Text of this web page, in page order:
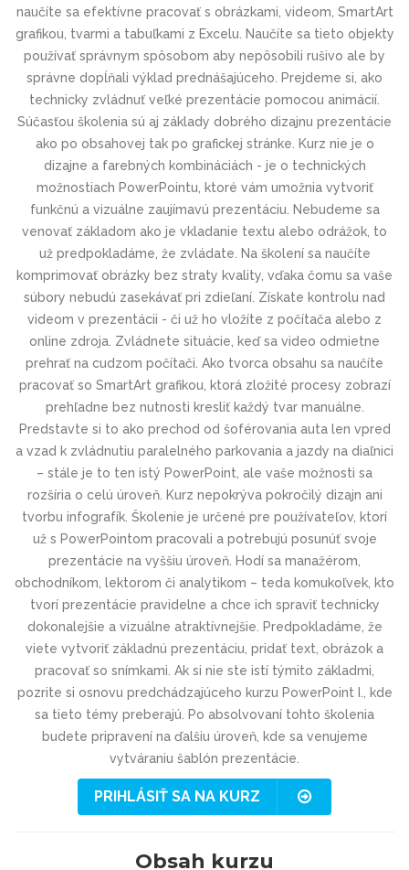
naučíte sa efektívne pracovať s obrázkami, videom, SmartArt
grafikou, tvarmi a tabuľkami z Excelu. Naučíte sa tieto objekty
používať správnym spôsobom aby nepôsobili rušivo ale by
správne dopĺňali výklad prednášajúceho. Prejdeme si, ako
technicky zvládnuť veľké prezentácie pomocou animácií.
Súčasťou školenia sú aj základy dobrého dizajnu prezentácie
ako po obsahovej tak po grafickej stránke. Kurz nie je o
dizajne a farebných kombináciách - je o technických
možnostiach PowerPointu, ktoré vám umožnia vytvoriť
funkčnú a vizuálne zaujímavú prezentáciu. Nebudeme sa
venovať základom ako je vkladanie textu alebo odrážok, to
už predpokladáme, že zvládate. Na školení sa naučíte
komprimovať obrázky bez straty kvality, vďaka čomu sa vaše
súbory nebudú zasekávať pri zdieľaní. Získate kontrolu nad
videom v prezentácii - či už ho vložíte z počítača alebo z
online zdroja. Zvládnete situácie, keď sa video odmietne
prehrať na cudzom počítači. Ako tvorca obsahu sa naučíte
pracovať so SmartArt grafikou, ktorá zložité procesy zobrazí
prehľadne bez nutnosti kresliť každý tvar manuálne.
Predstavte si to ako prechod od šoférovania auta len vpred
a vzad k zvládnutiu paralelného parkovania a jazdy na diaľnici
– stále je to ten istý PowerPoint, ale vaše možnosti sa
rozšíria o celú úroveň. Kurz nepokrýva pokročilý dizajn ani
tvorbu infografík. Školenie je určené pre používateľov, ktorí
už s PowerPointom pracovali a potrebujú posunúť svoje
prezentácie na vyššiu úroveň. Hodí sa manažérom,
obchodníkom, lektorom či analytikom – teda komukoľvek, kto
tvorí prezentácie pravidelne a chce ich spraviť technicky
dokonalejšie a vizuálne atraktívnejšie. Predpokladáme, že
viete vytvoriť základnú prezentáciu, pridať text, obrázok a
pracovať so snímkami. Ak si nie ste istí týmito základmi,
pozrite si osnovu predchádzajúceho kurzu PowerPoint I., kde
sa tieto témy preberajú. Po absolvovaní tohto školenia
budete pripravení na ďalšiu úroveň, kde sa venujeme
vytváraniu šablón prezentácie.
PRIHLÁSIŤ SA NA KURZ
Obsah kurzu